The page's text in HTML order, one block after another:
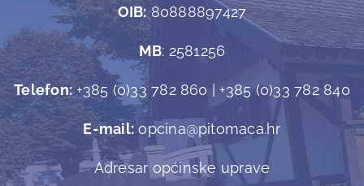
OIB:80888897427
MB: 2581256
Telefon:+385 (0)33 782 860 | +385 (0)33 782 840
E-mail:opcina@pitomaca.hr
Adresar općinske uprave